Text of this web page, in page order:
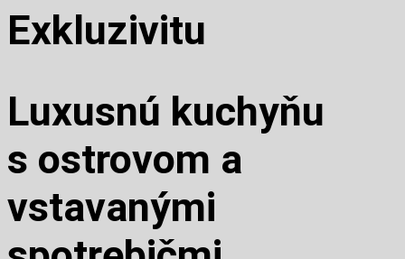
Exkluzivitu
Luxusnú kuchyňu
s ostrovom a
vstavanými